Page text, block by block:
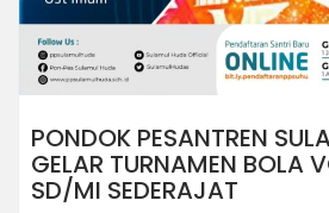
PONDOK PESANTREN
GELAR TURNAMEN BOLA
SD/MI SEDERAJAT